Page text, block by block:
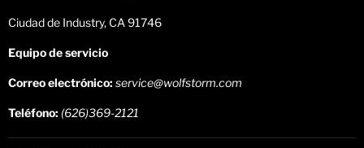
Ciudad de Industry, CA 91746
Equipo de servicio
Correo electrónico: service@wolfstorm.com
Teléfono: (626)369-2121